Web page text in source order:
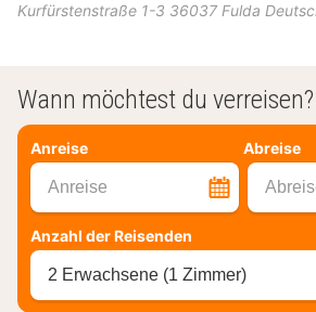
Kurfürstenstraße 1-3 36037 Fulda
Wann möchtest du verreisen?
Anreise Abreise
Anreise
Anzahl der Reisenden
2 Erwachsene (1 Zimmer)